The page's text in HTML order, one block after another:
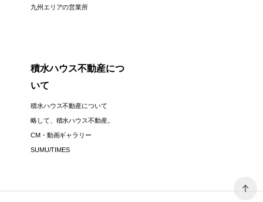
九州エリアの営業所
積水ハウス不動産につ
いて
積水ハウス不動産について
略して、積水ハウス不動産。
CM・動画ギャラリー
SUMU/TIMES